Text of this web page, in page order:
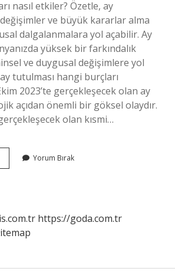
nasıl etkiler? Özetle, ay
ve büyük kararlar alma
dalgalanmalara yol açabilir. Ay
yüksek bir farkındalık
ve duygusal değişimlere yol
tutulması hangi burçları
2023’te gerçekleşecek olan ay
açıdan önemli bir göksel olaydır.
olan kısmi…
Yorum Bırak
https://goda.com.tr